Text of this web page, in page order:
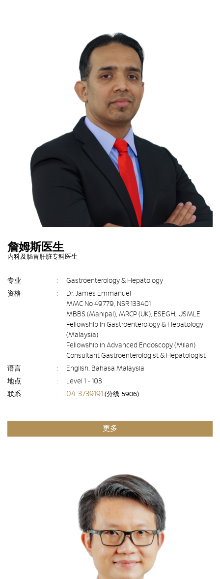
詹姆斯医生
内科及肠胃肝脏专科医生
专业 :
Gastroenterology & Hepatology
资格
:
Dr. James Emmanuel
MMC No 49779, NSR 133401
MBBS (Manipal), MRCP (UK), ESEGH, USMLE
Fellowship in Gastroenterology & Hepatology
(Malaysia)
Fellowship in Advanced Endoscopy (Milan)
Consultant Gastroenterologist & Hepatologist
语言
:
English, Bahasa Malaysia
地点
:
Level 1 - 103
联系
: 04-3739191 (分线. 5906)
更多